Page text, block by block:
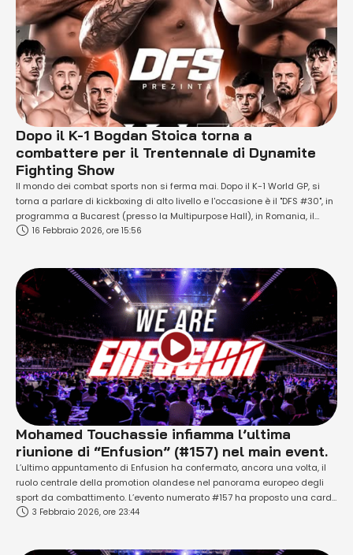
Dopo il K-1 Bogdan Stoica torna a
combattere per il Trentennale di Dynamite
Fighting Show
Il mondo dei combat sports non si ferma mai. Dopo il K-1 World GP, si
torna a parlare di kickboxing di alto livello e l'occasione è il "DFS #30", in
programma a Bucarest (presso la Multipurpose Hall), in Romania, il
prossimo venerdì 03 aprile 2026. Vi combatteranno due atleti top
16 Febbraio 2026, ore 15:56
Mohamed Touchassie infiamma l’ultima
riunione di “Enfusion” (#157) nel main event.
L’ultimo appuntamento di Enfusion ha confermato, ancora una volta, il
ruolo centrale della promotion olandese nel panorama europeo degli
sport da combattimento. L’evento numerato #157 ha proposto una card
intensa e ricca di finalizzazioni. Il tutto lo scorso 31 gennaio 2026 si è
3 Febbraio 2026, ore 23:44